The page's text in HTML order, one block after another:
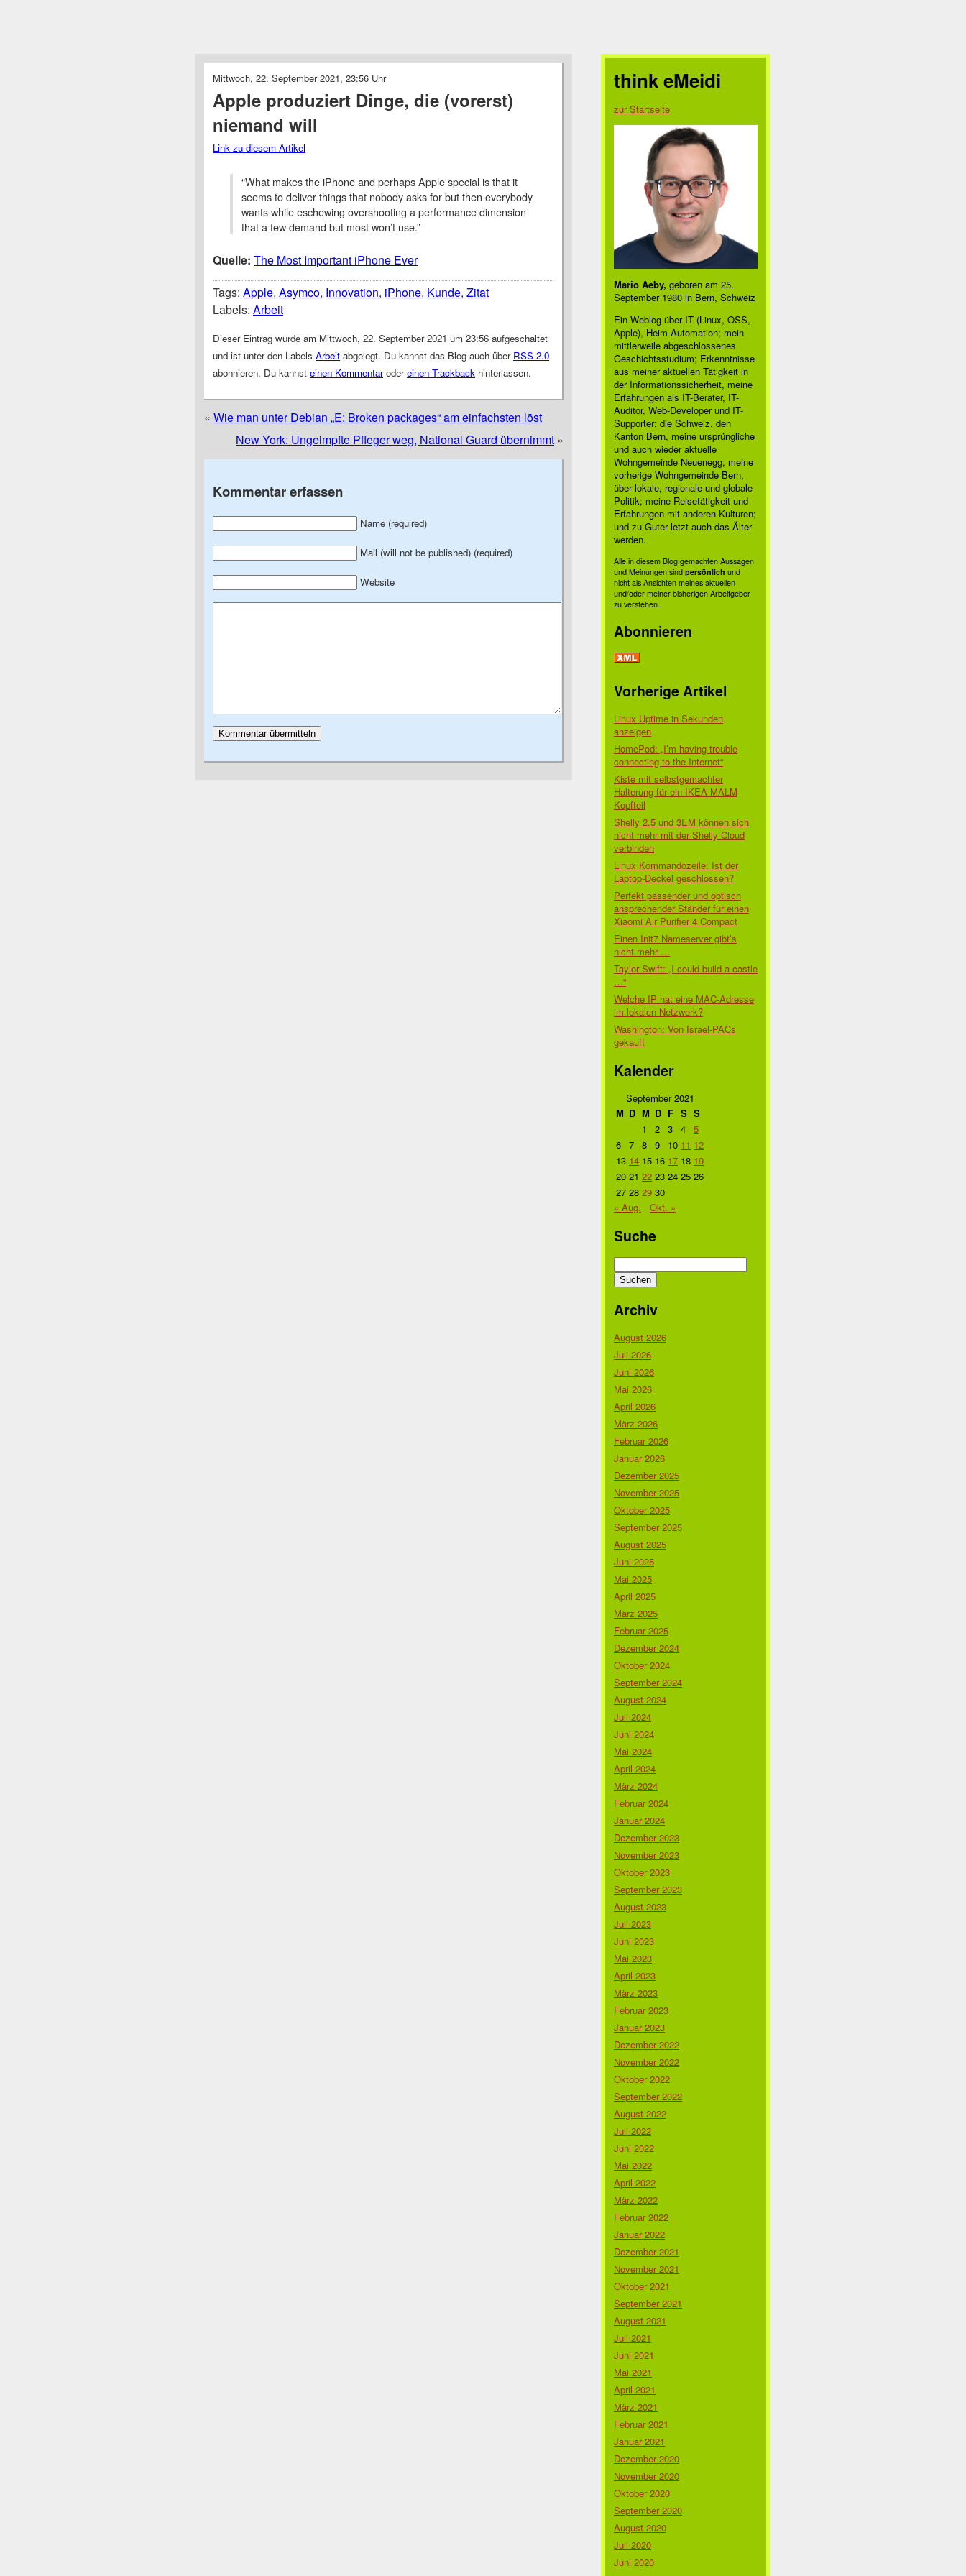
Mittwoch, 22. September 2021, 23:56 Uhr
Apple produziert Dinge, die (vorerst)
niemand will
Link zu diesem Artikel
“What makes the iPhone and perhaps Apple special is that it
seems to deliver things that nobody asks for but then everybody
wants while eschewing overshooting a performance dimension
that a few demand but most won’t use.”
Quelle: The Most Important iPhone Ever
Tags: Apple, Asymco, Innovation, iPhone, Kunde, Zitat
Labels: Arbeit
Dieser Eintrag wurde am Mittwoch, 22. September 2021 um 23:56 aufgeschaltet
und ist unter den Labels Arbeit abgelegt. Du kannst das Blog auch über RSS 2.0
abonnieren. Du kannst einen Kommentarodereinen Trackback hinterlassen.
« Wie man unter Debian „E: Broken packages“ am einfachsten löst
New York: Ungeimpfte Pfleger weg, National Guard übernimmt »
Kommentar erfassen
Name (required)
Mail (will not be published) (required)
Website
think eMeidi
zur Startseite
Mario Aeby, geboren am 25.
September 1980 in Bern, Schweiz
Ein Weblog über IT (Linux, OSS,
Apple), Heim-Automation; mein
mittlerweile abgeschlossenes
Geschichtsstudium; Erkenntnisse
aus meiner aktuellen Tätigkeit in
der Informationssicherheit, meine
Erfahrungen als IT-Berater, IT-
Auditor, Web-Developer und IT-
Supporter; die Schweiz, den
Kanton Bern, meine ursprüngliche
und auch wieder aktuelle
Wohngemeinde Neuenegg, meine
vorherige Wohngemeinde Bern,
über lokale, regionale und globale
Politik; meine Reisetätigkeit und
Erfahrungen mit anderen Kulturen;
und zu Guter letzt auch das Älter
werden.
Alle in diesem Blog gemachten Aussagen
und Meinungen sind persönlich und
nicht als Ansichten meines aktuellen
und/oder meiner bisherigen Arbeitgeber
zu verstehen.
Abonnieren
Vorherige Artikel
Linux Uptime in Sekunden
anzeigen
HomePod: „I’m having trouble
connecting to the Internet“
Kiste mit selbstgemachter
Halterung für ein IKEA MALM
Kopfteil
Shelly 2.5 und 3EM können sich
nicht mehr mit der Shelly Cloud
verbinden
Linux Kommandozeile: Ist der
Laptop-Deckel geschlossen?
Perfekt passender und optisch
ansprechender Ständer für einen
Xiaomi Air Purifier 4 Compact
Einen Init7 Nameserver gibt’s
nicht mehr …
Taylor Swift: „I could build a castle
…“
Welche IP hat eine MAC-Adresse
im lokalen Netzwerk?
Washington: Von Israel-PACs
gekauft
Kalender
September 2021
M D M D F S S
1
2 3 4 5
6 7 8 9 10 11 12
13 14 15 16 17 18 19
20 21 22 23 24 25 26
27 28 29 30
« Aug.
Okt. »
Suche
nach:
Archiv
August 2026
Juli 2026
Juni 2026
Mai 2026
April 2026
März 2026
Februar 2026
Januar 2026
Dezember 2025
November 2025
Oktober 2025
September 2025
August 2025
Juni 2025
Mai 2025
April 2025
März 2025
Februar 2025
Dezember 2024
Oktober 2024
September 2024
August 2024
Juli 2024
Juni 2024
Mai 2024
April 2024
März 2024
Februar 2024
Januar 2024
Dezember 2023
November 2023
Oktober 2023
September 2023
August 2023
Juli 2023
Juni 2023
Mai 2023
April 2023
März 2023
Februar 2023
Januar 2023
Dezember 2022
November 2022
Oktober 2022
September 2022
August 2022
Juli 2022
Juni 2022
Mai 2022
April 2022
März 2022
Februar 2022
Januar 2022
Dezember 2021
November 2021
Oktober 2021
September 2021
August 2021
Juli 2021
Juni 2021
Mai 2021
April 2021
März 2021
Februar 2021
Januar 2021
Dezember 2020
November 2020
Oktober 2020
September 2020
August 2020
Juli 2020
Juni 2020